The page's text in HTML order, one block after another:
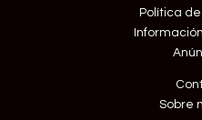
Política
Sobre